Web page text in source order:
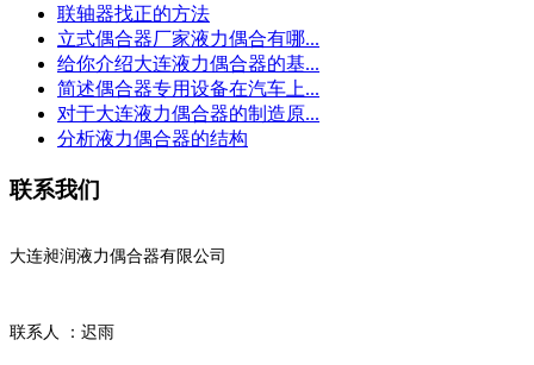
联轴器找正的方法
立式偶合器厂家液力偶合有哪...
给你介绍大连液力偶合器的基...
简述偶合器专用设备在汽车上...
对于大连液力偶合器的制造原...
分析液力偶合器的结构
联系我们
大连昶润液力偶合器有限公司
联系人 ：迟雨